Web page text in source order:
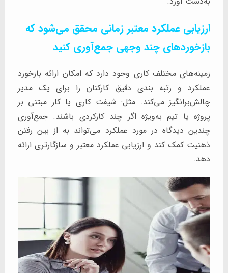
ارزیابی عملکرد معتبر زمانی محقق می‌شود که
بازخوردهای چند وجهی جمع‌آوری کنید
زمینه‌های مختلف کاری وجود دارد که امکان ارائه بازخورد
عملکرد و رتبه بندی دقیق کارکنان را برای یک مدیر
چالش‌برانگیز می‌کند. مثل: شیفت کاری یا کار مبتنی بر
پروژه یا تیم به‌ویژه اگر چند کارکردی باشند. جمع‌آوری
چندین دیدگاه در مورد عملکرد می‌تواند به از بین رفتن
ذهنیت کمک کند و ارزیابی عملکرد معتبر و سازگارتری ارائه
دهد.